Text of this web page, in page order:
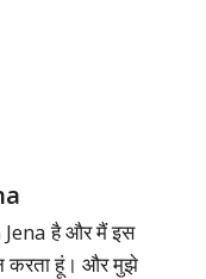
Jena है और मैं इस
करता हूं। और मुझे